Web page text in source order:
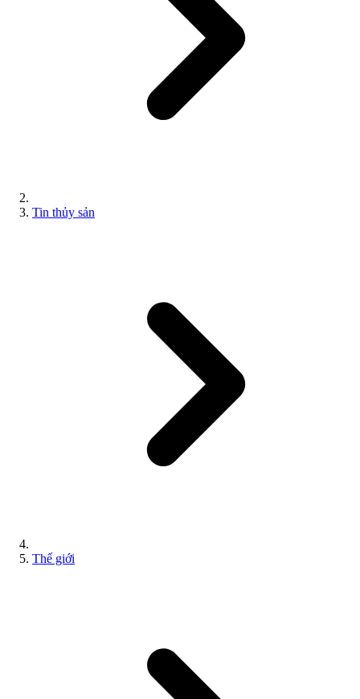
Tin thủy sản
Thế giới